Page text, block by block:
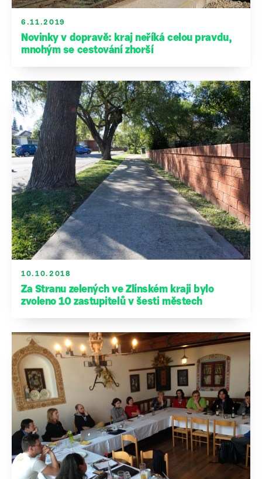
6.11.2019
Novinky v dopravě: kraj neříká celou pravdu,
mnohým se cestování zhorší
10.10.2018
Za Stranu zelených ve Zlínském kraji bylo
zvoleno 10 zastupitelů v šesti městech